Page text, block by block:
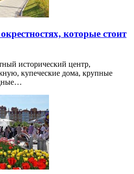
которые стоит
исторический центр,
купеческие дома, крупные